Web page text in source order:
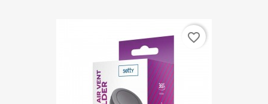
favorite_border